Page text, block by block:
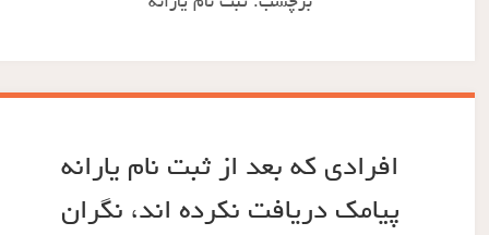
افرادی که بعد از ثبت نام یارانه
پیامک دریافت نکرده اند، نگران